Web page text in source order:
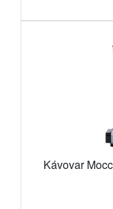
Kávovar